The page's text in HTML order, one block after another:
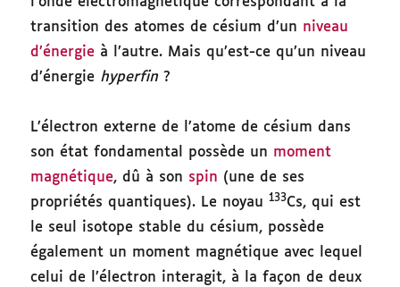
transition des atomes de césium d’un niveau
d’énergie à l’autre. Mais qu’est-ce qu’un niveau
d’énergie hyperfin ?
L’électron externe de l’atome de césium dans
son état fondamental possède un moment
magnétique, dû à son spin (une de ses
propriétés quantiques). Le noyau133Cs, qui est
le seul isotope stable du césium, possède
également un moment magnétique avec lequel
celui de l’électron interagit, à la façon de deux